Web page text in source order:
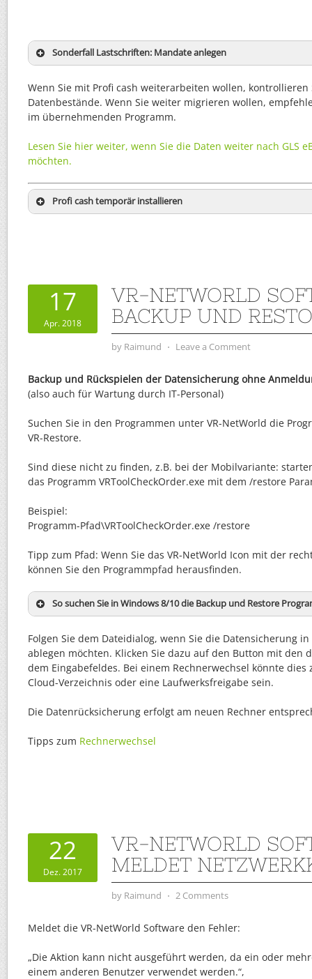
Sonderfall Lastschriften: Mandate anlegen
Wenn Sie mit Profi cash weiterarbeiten wollen, kontrollieren
Datenbestände. Wenn Sie weiter migrieren wollen,
im übernehmenden Programm.
Lesen Sie hier weiter, wenn Sie die Daten weiter nach GLS
möchten.
Profi cash temporär installieren
17
Apr. 2018
VR-NETWORLD
BACKUP UND
by Raimund ⋅ Leave a Comment
Backup und Rückspielen der Datensicherung ohne
(also auch für Wartung durch IT-Personal)
Suchen Sie in den Programmen unter VR-NetWorld die
VR-Restore.
Sind diese nicht zu finden, z.B. bei der Mobilvariante:
das Programm VRToolCheckOrder.exe mit dem /restore
Beispiel:
Programm-Pfad\VRToolCheckOrder.exe /restore
Tipp zum Pfad: Wenn Sie das VR-NetWorld Icon mit der
können Sie den Programmpfad herausfinden.
So suchen Sie in Windows 8/10 die Backup und Restore
Folgen Sie dem Dateidialog, wenn Sie die Datensicherung
ablegen möchten. Klicken Sie dazu auf den Button mit den
dem Eingabefeldes. Bei einem Rechnerwechsel könnte dies
Cloud-Verzeichnis oder eine Laufwerksfreigabe sein.
Die Datenrücksicherung erfolgt am neuen Rechner
Tipps zum Rechnerwechsel
22
Dez. 2017
VR-NETWORLD
MELDET
by Raimund ⋅ 2 Comments
Meldet die VR-NetWorld Software den Fehler:
„Die Aktion kann nicht ausgeführt werden, da ein oder
einem anderen Benutzer verwendet werden.“,